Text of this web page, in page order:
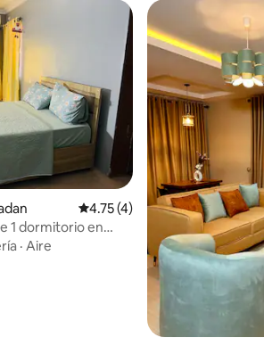
reseñas Calificación promedio: 4.75
4.75 (4)
1 dormitorio en
· Aire